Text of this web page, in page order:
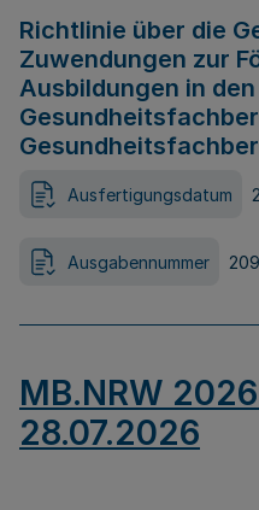
Richtlinie über die
Zuwendungen zur
Ausbildungen in den
Ausfertigungsdatum
Ausgabennummer 209
MB.NRW
28.07.2026